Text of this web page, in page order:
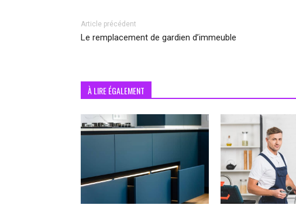
Article précédent
Le remplacement de gardien d’immeuble
À LIRE ÉGALEMENT